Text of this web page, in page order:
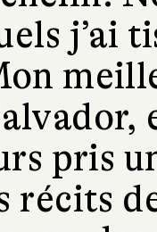
j’ai
pris
récits